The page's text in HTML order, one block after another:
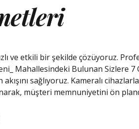
ve etkili bir şekilde çözüyoruz.
Mahallesindeki Bulunan Sizlere
sağlıyoruz. Kameralı
müşteri memnuniyetini ön